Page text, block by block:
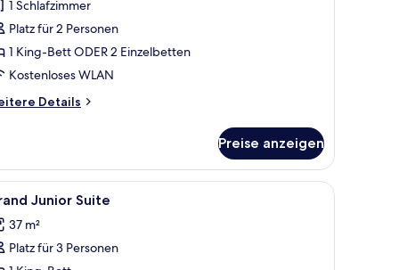
1 Schlafzimmer
Platz für 2 Personen
1 King-Bett ODER 2 Einzelbetten
Kostenloses WLAN
Details
Preise anzeigen
Hochwertige Bettwaren, Daunenbettdecken
3 Junior Suite
37 m²
Platz für 3 Personen